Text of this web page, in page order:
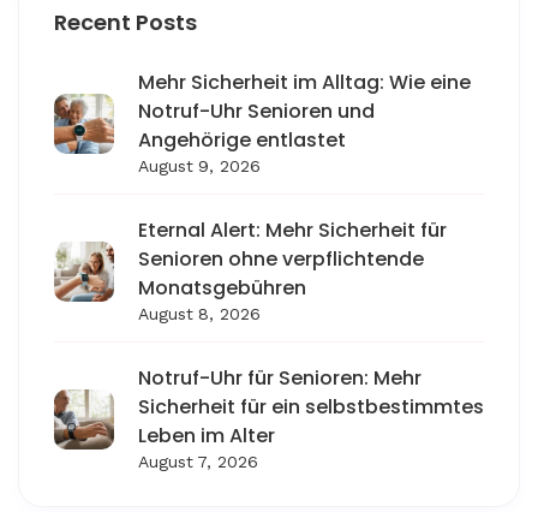
Recent Posts
Mehr Sicherheit im Alltag: Wie eine
Notruf-Uhr Senioren und
Angehörige entlastet
August 9, 2026
Eternal Alert: Mehr Sicherheit für
Senioren ohne verpflichtende
Monatsgebühren
August 8, 2026
Notruf-Uhr für Senioren: Mehr
Sicherheit für ein selbstbestimmtes
Leben im Alter
August 7, 2026